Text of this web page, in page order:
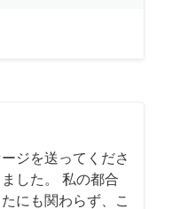
ジを送ってくださ
した。 私の都合
にも関わらず、こ